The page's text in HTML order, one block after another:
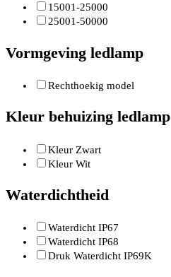
15001-25000
25001-50000
Vormgeving ledlamp
Rechthoekig model
Kleur behuizing ledlamp
Kleur Zwart
Kleur Wit
Waterdichtheid
Waterdicht IP67
Waterdicht IP68
Druk Waterdicht IP69K